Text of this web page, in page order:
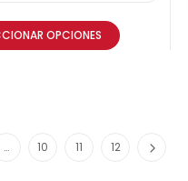
OPCIONES
… 10 11 12